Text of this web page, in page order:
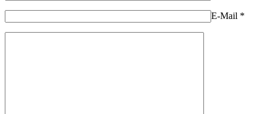
E-Mail *